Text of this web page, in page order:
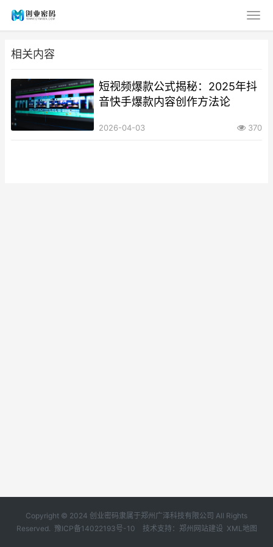
相关内容
短视频爆款公式揭秘：2025年抖
音快手爆款内容创作方法论
2026-04-03 370
Copyright © 2024 创业密码隶属于郑州广泽科技有限公司 All Rights
Reserved. 豫ICP备14022193号-10 技术支持： 郑州网站建设 XML地图